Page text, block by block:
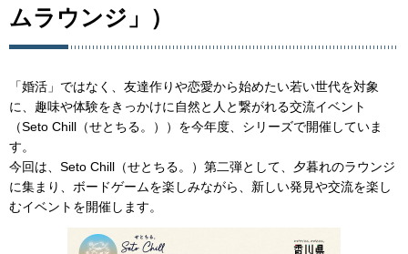
ムラウンジ」）
「婚活」ではなく、友達作りや恋愛から始めたい若い世代を対象
に、趣味や体験をきっかけに自然と人と繋がれる交流イベント
（Seto Chill（せとちる。））を今年度、シリーズで開催していま
す。
今回は、Seto Chill（せとちる。）第二弾として、夕暮れのラウンジ
に集まり、ボードゲームを楽しみながら、新しい発見や交流を楽し
むイベントを開催します。